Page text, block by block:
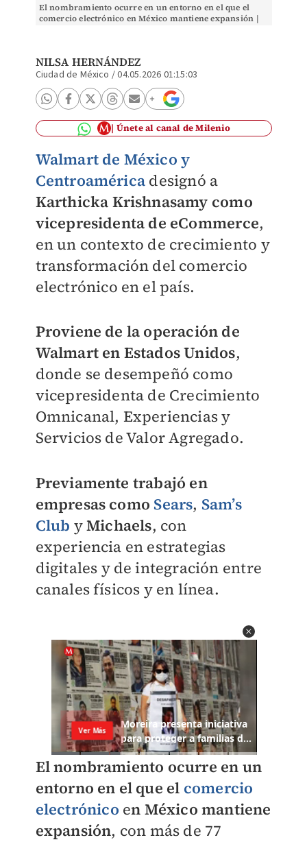
El nombramiento ocurre en un entorno en el que el
comercio electrónico en México mantiene expansión |
NILSA HERNÁNDEZ
Ciudad de México /04.05.2026 01:15:03
Únete al canal de Milenio
Walmart de México y
Centroamérica designó a
Karthicka Krishnasamy como
vicepresidenta de eCommerce,
en un contexto de crecimiento y
transformación del comercio
electrónico en el país.
Proviene de la operación de
Walmart en Estados Unidos,
donde se desempeñó como
vicepresidenta de Crecimiento
Omnicanal, Experiencias y
Servicios de Valor Agregado.
Previamente trabajó en
empresas como Sears, Sam’s
Club yMichaels, con
experiencia en estrategias
digitales y de integración entre
canales físicos y en línea.
El nombramiento ocurre en un
entorno en el que el comercio
electrónico en México mantiene
expansión, con más de 77